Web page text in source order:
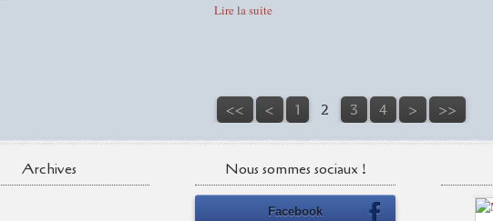
Lire la suite
<< < 1 2 3 4 > >>
Archives Nous sommes sociaux !
Facebook